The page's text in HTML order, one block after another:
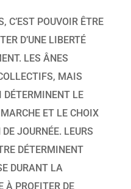
C’EST POUVOIR ÊTRE
D’UNE LIBERTÉ
LES ÂNES
MAIS
DÉTERMINENT LE
ET LE CHOIX
JOURNÉE. LEURS
DÉTERMINENT
DURANT LA
À PROFITER DE